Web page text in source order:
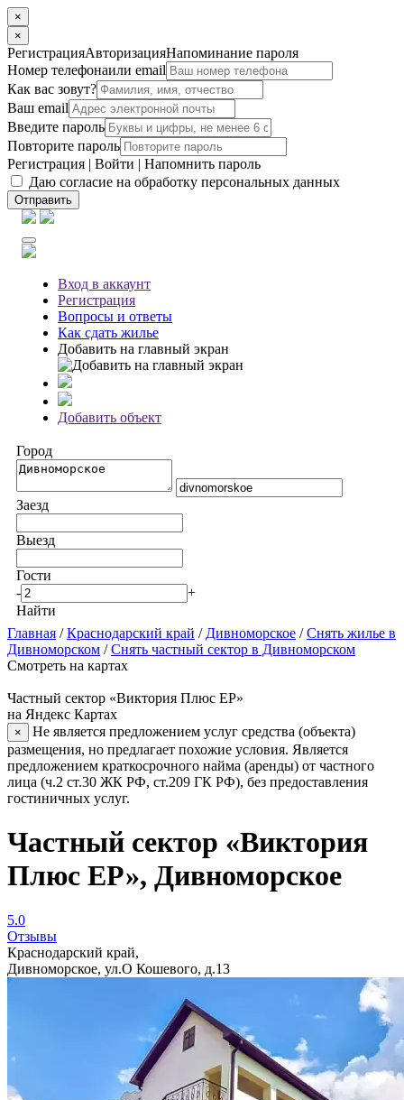
×
×
РегистрацияАвторизацияНапоминание пароля
Номер телефонаили email
Как вас зовут?
Ваш email
Введите пароль
Повторите пароль
Регистрация | Войти | Напомнить пароль
Даю согласие на обработку персональных данных
Отправить
Вход в аккаунт
Регистрация
Вопросы и ответы
Как сдать жилье
Добавить на главный экран
Добавить объект
Город
Заезд
Выезд
Гости
-
+
Найти
Главная /Краснодарский край / Дивноморское /Снять жилье в
Дивноморском /Снять частный сектор в Дивноморском
Смотреть на картах
Частный сектор «Виктория Плюс ЕР»
на Яндекс Картах
×
Не является предложением услуг средства (объекта)
размещения, но предлагает похожие условия. Является
предложением краткосрочного найма (аренды) от частного
лица (ч.2 ст.30 ЖК РФ, ст.209 ГК РФ), без предоставления
гостиничных услуг.
Частный сектор «Виктория
Плюс ЕР», Дивноморское
5.0
Отзывы
Краснодарский край,
Дивноморское, ул.О Кошевого, д.13